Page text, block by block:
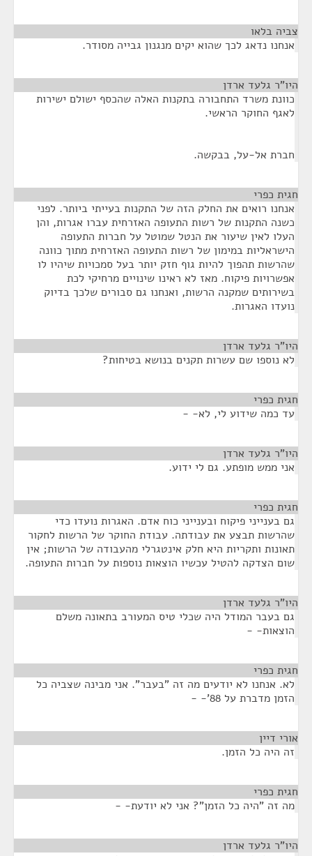
צביה בלאו
אנחנו נדאג לכך שהוא יקים מנגנון גבייה מסודר.
היו"ר גלעד ארדן
כוונת משרד התחבורה בתקנות האלה שהכסף ישולם ישירות
לאגף החוקר הראשי.
חברת אל-על, בבקשה.
חגית כפרי
אנחנו רואים את החלק הזה של התקנות בעייתי ביותר. לפני
כשנה התקנות של רשות התעופה האזרחית עברו אגרות, והן
העלו לאין שיעור את הנטל שמוטל על חברות התעופה
הישראליות במימון של רשות התעופה האזרחית מתוך כוונה
שהרשות תהפוך להיות גוף חזק יותר בעל סמכויות שיהיו לו
אפשרויות פיקוח. מאז לא ראינו שינויים מרחיקי לכת
בשירותים שמקנה הרשות, ואנחנו גם סבורים שלכך בדיוק
נועדו האגרות.
היו"ר גלעד ארדן
לא נוספו שם עשרות תקנים בנושא בטיחות?
חגית כפרי
עד כמה שידוע לי, לא- -
היו"ר גלעד ארדן
אני ממש מופתע. גם לי ידוע.
חגית כפרי
גם בענייני פיקוח ובענייני כוח אדם. האגרות נועדו כדי
שהרשות תבצע את עבודתה. עבודת החוקר של הרשות לחקור
תאונות ותקריות היא חלק אינטגרלי מהעבודה של הרשות; אין
שום הצדקה להטיל עכשיו הוצאות נוספות על חברות התעופה.
היו"ר גלעד ארדן
גם בעבר המודל היה שכלי טיס המעורב בתאונה משלם
הוצאות- -
חגית כפרי
לא. אנחנו לא יודעים מה זה "בעבר". אני מבינה שצביה כל
הזמן מדברת על 88'- -
אורי דיין
זה היה כל הזמן.
חגית כפרי
מה זה "היה כל הזמן"? אני לא יודעת- -
היו"ר גלעד ארדן